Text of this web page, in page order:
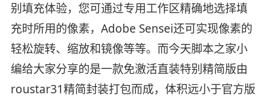
别填充体验，您可通过专用工作区精确地选择填
充时所用的像素，Adobe Sensei还可实现像素的
轻松旋转、缩放和镜像等等。而今天脚本之家小
编给大家分享的是一款免激活直装特别精简版由
roustar31精简封装打包而成，体积远小于官方版